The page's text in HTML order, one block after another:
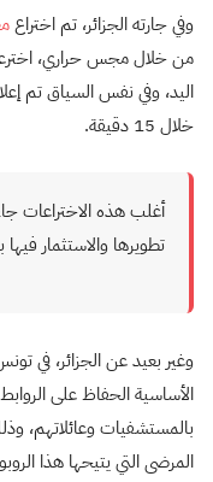
وفي جارته الجزائر، تم اختراع
من خلال مجس حراري،
اليد، وفي نفس السياق تم
خلال 15 دقيقة.
أغلب هذه
تطويرها والاستثمار
وغير بعيد عن الجزائر، في
الأساسية الحفاظ على
بالمستشفيات وعائلاتهم،
المرضى التي يتيحها هذا